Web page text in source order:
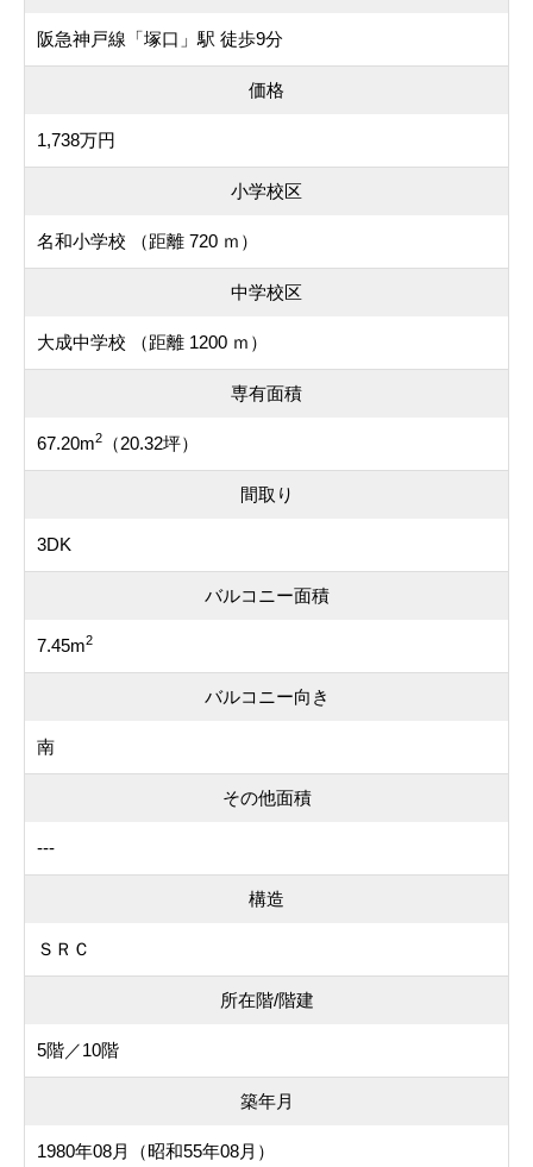
阪急神戸線「塚口」駅 徒歩9分
価格
1,738万円
小学校区
名和小学校 （距離 720 ｍ）
中学校区
大成中学校 （距離 1200 ｍ）
専有面積
67.20m2 （20.32坪）
間取り
3DK
バルコニー面積
7.45m2
バルコニー向き
南
その他面積
---
構造
ＳＲＣ
所在階/階建
5階／10階
築年月
1980年08月（昭和55年08月）